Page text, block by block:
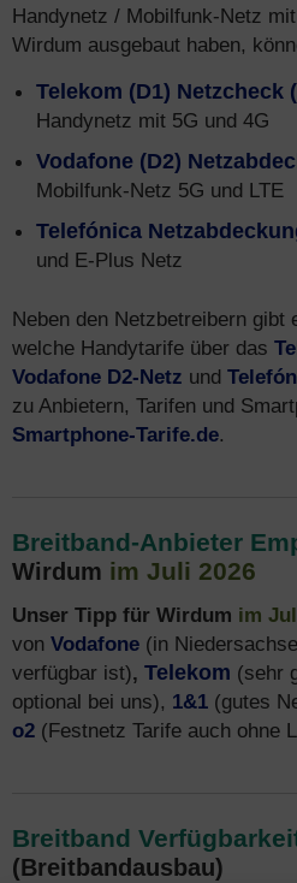
Handynetz / Mobilfunk-Netz mit
Wirdum ausgebaut haben,
Telekom (D1) Netzcheck
Handynetz mit 5G und 4G
Vodafone (D2)
Mobilfunk-Netz 5G und LTE
Telefónica
und E-Plus Netz
Neben den Netzbetreibern gibt
welche Handytarife über das
Vodafone D2-Netz und
zu Anbietern, Tarifen und
Smartphone-Tarife.de.
Breitband-Anbieter
Wirdum im Juli 2026
Unser Tipp für Wirdum im
von Vodafone (in
verfügbar ist), Telekom (sehr
optional bei uns), 1&1 (gutes
o2 (Festnetz Tarife auch ohne
Breitband
(Breitbandausbau)